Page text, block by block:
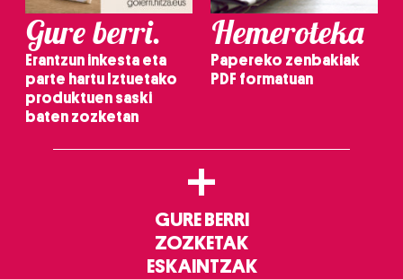
Gure berri.
Erantzun inkesta eta
parte hartu Iztuetako
produktuen saski
baten zozketan
Hemeroteka
Papereko zenbakiak
PDF formatuan
+
GURE BERRI
ZOZKETAK
ESKAINTZAK